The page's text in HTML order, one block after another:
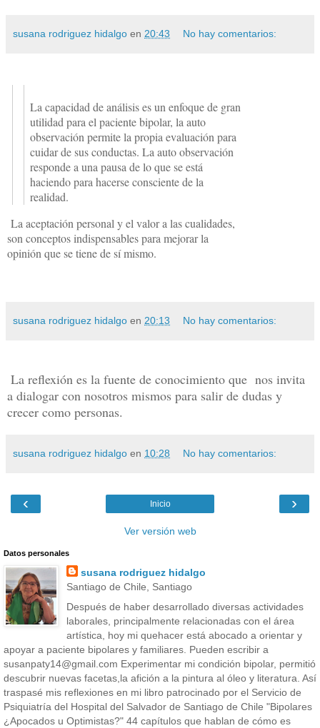
susana rodriguez hidalgo en 20:43 No hay comentarios:
La capacidad de análisis es un enfoque de gran
utilidad para el paciente bipolar, la auto
observación permite la propia evaluación para
cuidar de sus conductas. La auto observación
responde a una pausa de lo que se está
haciendo para hacerse consciente de la
realidad.
La aceptación personal y el valor a las cualidades,
son conceptos indispensables para mejorar la
opinión que se tiene de sí mismo.
susana rodriguez hidalgo en 20:13 No hay comentarios:
La reflexión es la fuente de conocimiento que nos invita
a dialogar con nosotros mismos para salir de dudas y
crecer como personas.
susana rodriguez hidalgo en 10:28 No hay comentarios:
‹ ›
Inicio
Ver versión web
Datos personales
susana rodriguez hidalgo
Santiago de Chile, Santiago
Después de haber desarrollado diversas actividades
laborales, principalmente relacionadas con el área
artística, hoy mi quehacer está abocado a orientar y
apoyar a paciente bipolares y familiares. Pueden escribir a
susanpaty14@gmail.com Experimentar mi condición bipolar, permitió
descubrir nuevas facetas,la afición a la pintura al óleo y literatura. Así
traspasé mis reflexiones en mi libro patrocinado por el Servicio de
Psiquiatría del Hospital del Salvador de Santiago de Chile "Bipolares
¿Apocados u Optimistas?" 44 capítulos que hablan de cómo es